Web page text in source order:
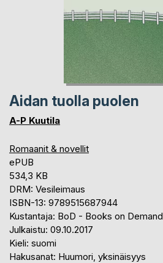
Aidan tuolla puolen
A-P Kuutila
Romaanit & novellit
ePUB
534,3 KB
DRM: Vesileimaus
ISBN-13: 9789515687944
Kustantaja: BoD - Books on Demand
Julkaistu: 09.10.2017
Kieli: suomi
Hakusanat: Huumori, yksinäisyys